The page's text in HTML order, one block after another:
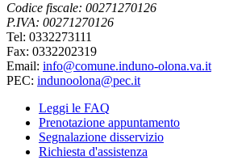
Codice fiscale: 00271270126
P.IVA: 00271270126
Tel: 0332273111
Fax: 0332202319
Email: info@comune.induno-olona.va.it
PEC: indunoolona@pec.it
Leggi le FAQ
Prenotazione appuntamento
Segnalazione disservizio
Richiesta d'assistenza